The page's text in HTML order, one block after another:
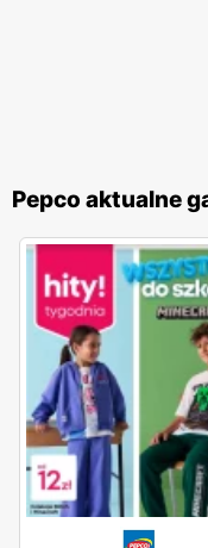
Pepco aktualne